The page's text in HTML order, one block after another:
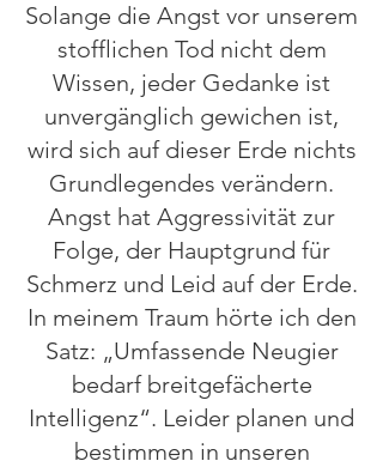
Solange die Angst vor unserem
stofflichen Tod nicht dem
Wissen, jeder Gedanke ist
unvergänglich gewichen ist,
wird sich auf dieser Erde nichts
Grundlegendes verändern.
Angst hat Aggressivität zur
Folge, der Hauptgrund für
Schmerz und Leid auf der Erde.
In meinem Traum hörte ich den
Satz: „Umfassende Neugier
bedarf breitgefächerte
Intelligenz“. Leider planen und
bestimmen in unseren